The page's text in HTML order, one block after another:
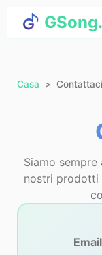
Casa Contattaci
Siamo
nostri prodotti